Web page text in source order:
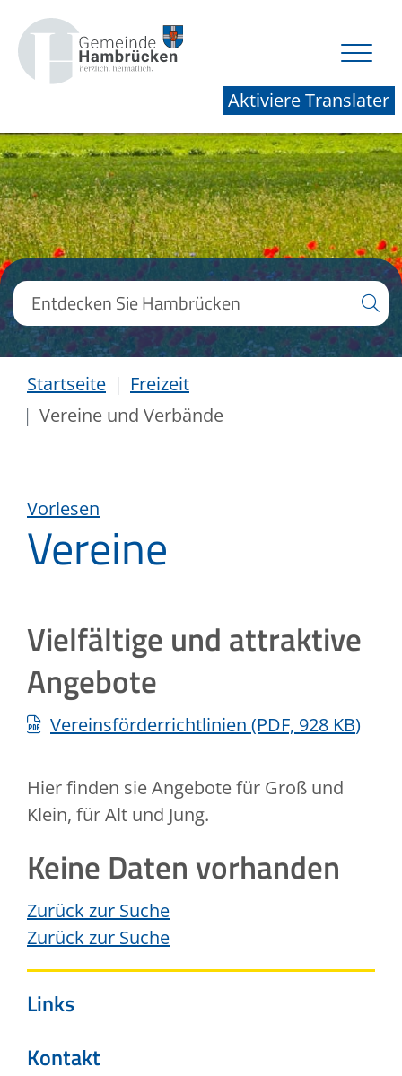
Aktiviere Translater
Startseite
Freizeit
Vereine und Verbände
Vorlesen
Vereine
Vielfältige und attraktive
Angebote
Vereinsförderrichtlinien (PDF, 928 KB)
Hier finden sie Angebote für Groß und
Klein, für Alt und Jung.
Keine Daten vorhanden
Zurück zur Suche
Zurück zur Suche
Links
Kontakt